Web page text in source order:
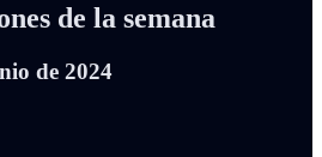
de la semana
de 2024